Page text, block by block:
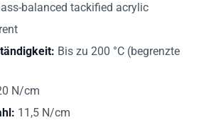
balanced tackified acrylic
Bis zu 200 °C (begrenzte
N/cm
11,5 N/cm